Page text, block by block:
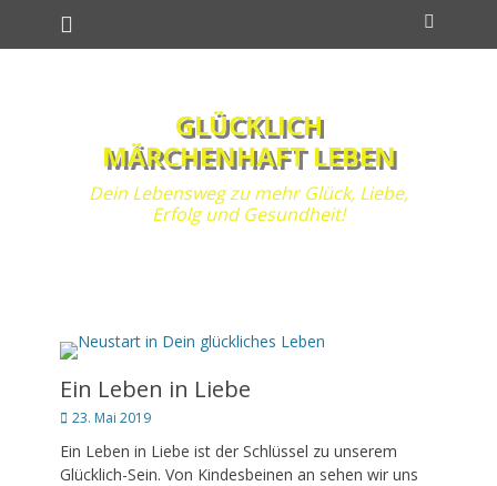
Inhalt
Primäres Menü
GLÜCKLICH
MÄRCHENHAFT LEBEN
Dein Lebensweg zu mehr Glück, Liebe,
Erfolg und Gesundheit!
Ein Leben in Liebe
Posted
23. Mai 2019
Ein Leben in Liebe ist der Schlüssel zu unserem
Glücklich-Sein. Von Kindesbeinen an sehen wir uns